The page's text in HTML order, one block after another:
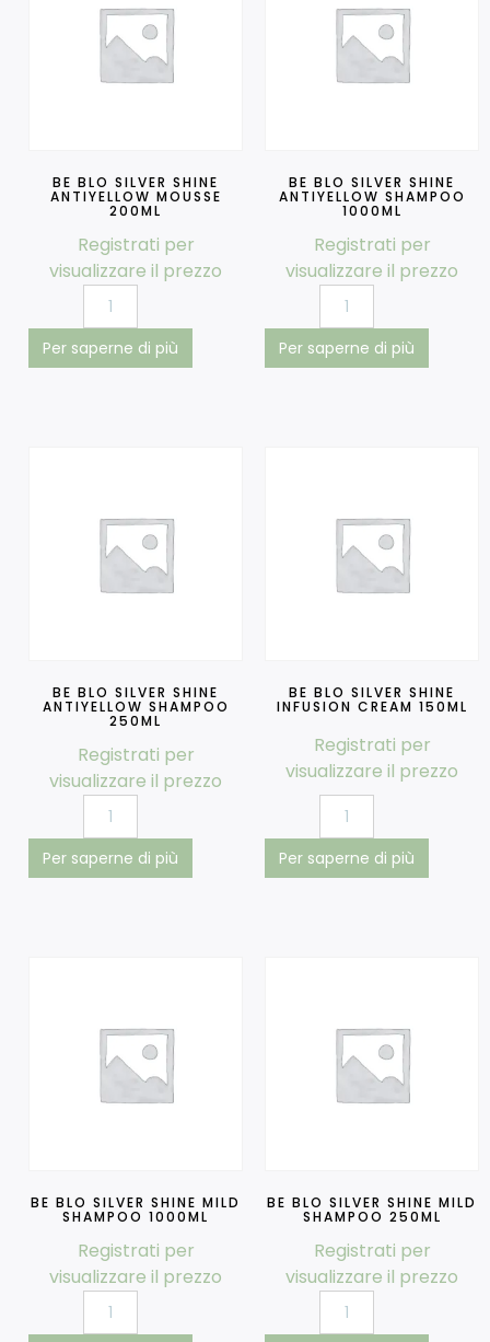
BE BLO SILVER SHINE
ANTIYELLOW MOUSSE
200ML
Registrati per
visualizzare il prezzo
Per saperne di più
BE BLO SILVER SHINE
ANTIYELLOW SHAMPOO
1000ML
Registrati per
visualizzare il prezzo
Per saperne di più
BE BLO SILVER SHINE
ANTIYELLOW SHAMPOO
250ML
Registrati per
visualizzare il prezzo
Per saperne di più
BE BLO SILVER SHINE
INFUSION CREAM 150ML
Registrati per
visualizzare il prezzo
Per saperne di più
BE BLO SILVER SHINE MILD
SHAMPOO 1000ML
Registrati per
visualizzare il prezzo
BE BLO SILVER SHINE MILD
SHAMPOO 250ML
Registrati per
visualizzare il prezzo